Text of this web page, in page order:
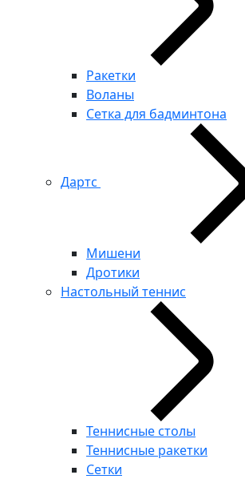
Ракетки
Воланы
Сетка для бадминтона
Дартс
Мишени
Дротики
Настольный теннис
Теннисные столы
Теннисные ракетки
Сетки